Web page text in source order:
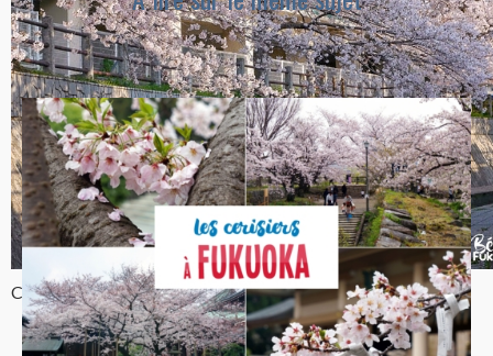
Coin secret à cerisiers, Fukuoka